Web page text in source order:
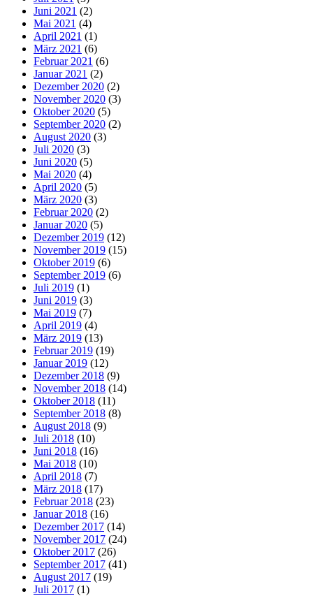
Juni 2021 (2)
Mai 2021 (4)
April 2021 (1)
März 2021 (6)
Februar 2021 (6)
Januar 2021 (2)
Dezember 2020 (2)
November 2020 (3)
Oktober 2020 (5)
September 2020 (2)
August 2020 (3)
Juli 2020 (3)
Juni 2020 (5)
Mai 2020 (4)
April 2020 (5)
März 2020 (3)
Februar 2020 (2)
Januar 2020 (5)
Dezember 2019 (12)
November 2019 (15)
Oktober 2019 (6)
September 2019 (6)
Juli 2019 (1)
Juni 2019 (3)
Mai 2019 (7)
April 2019 (4)
März 2019 (13)
Februar 2019 (19)
Januar 2019 (12)
Dezember 2018 (9)
November 2018 (14)
Oktober 2018 (11)
September 2018 (8)
August 2018 (9)
Juli 2018 (10)
Juni 2018 (16)
Mai 2018 (10)
April 2018 (7)
März 2018 (17)
Februar 2018 (23)
Januar 2018 (16)
Dezember 2017 (14)
November 2017 (24)
Oktober 2017 (26)
September 2017 (41)
August 2017 (19)
Juli 2017 (1)